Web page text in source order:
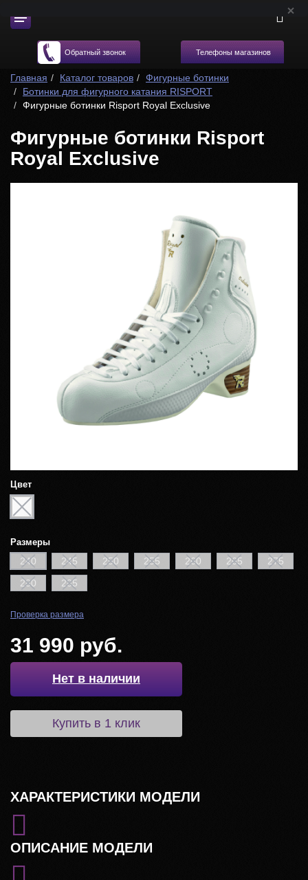
Обратный звонок Телефоны магазинов
Главная Каталог товаров
Фигурные ботинки
Ботинки для фигурного катания RISPORT
Фигурные ботинки Risport Royal Exclusive
Фигурные ботинки Risport
Royal Exclusive
Цвет
Размеры
240 245 250 255 260 265
275
280
285
Проверка размера
31 990 руб.
Нет в наличии
Купить в 1 клик
ХАРАКТЕРИСТИКИ МОДЕЛИ
ОПИСАНИЕ МОДЕЛИ